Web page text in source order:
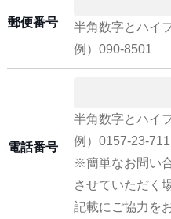
郵便番号
半角数字とハイ
例）090-8501
電話番号
半角数字とハイ
例）0157-23-
※簡単なお問い
させていただく
記載にご協力を